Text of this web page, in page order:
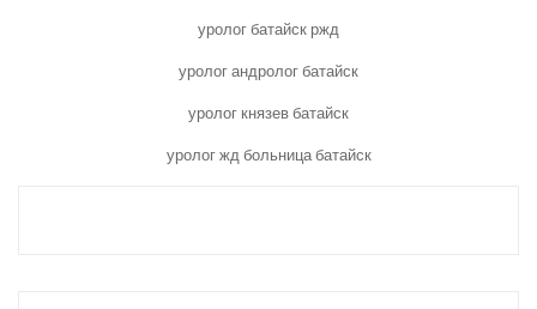
уролог батайск ржд
уролог андролог батайск
уролог князев батайск
уролог жд больница батайск